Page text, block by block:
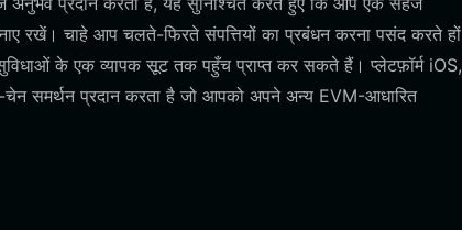
रखें। चाहे आप चलते-फिरते संपत्तियों का प्रबंधन करना पसंद करते हों
के एक व्यापक सूट तक पहुँच प्राप्त कर सकते हैं। प्लेटफ़ॉर्म iOS,
समर्थन प्रदान करता है जो आपको अपने अन्य EVM-आधारित